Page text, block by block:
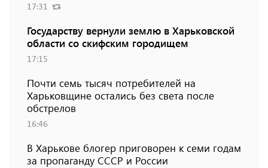
17:31
Государству вернули землю в Харьковской
области со скифским городищем
17:15
Почти семь тысяч потребителей на
Харьковщине остались без света после
обстрелов
16:46
В Харькове блогер приговорен к семи годам
за пропаганду СССР и России